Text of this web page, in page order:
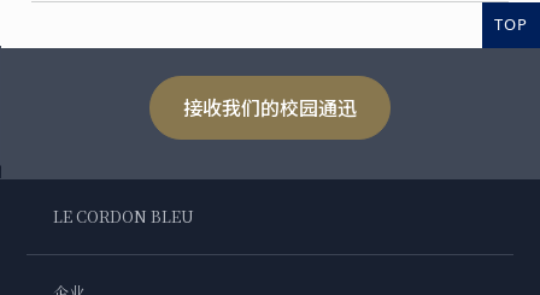
TOP
接收我们的校园通迅
LE CORDON BLEU